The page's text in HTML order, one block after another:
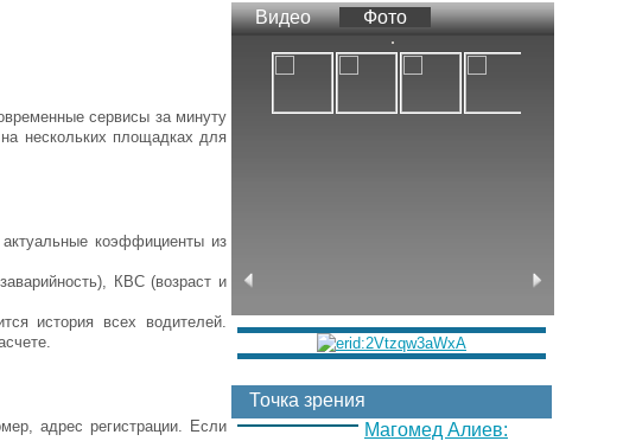
сервисы за минуту
на нескольких площадках для
коэффициенты из
КВС (возраст и
история всех водителей.
адрес регистрации. Если
Видео Фото
Точка зрения
Магомед Алиев: